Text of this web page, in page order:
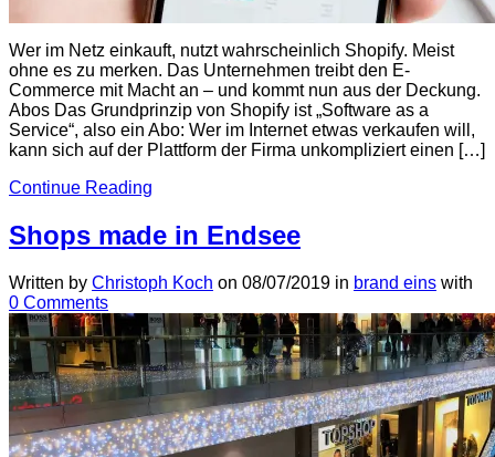
Wer im Netz einkauft, nutzt wahrscheinlich Shopify. Meist
ohne es zu merken. Das Unternehmen treibt den E-
Commerce mit Macht an – und kommt nun aus der Deckung.
Abos Das Grundprinzip von Shopify ist „Software as a
Service“, also ein Abo: Wer im Internet etwas verkaufen will,
kann sich auf der Plattform der Firma unkompliziert einen […]
Continue Reading
Shops made in Endsee
Written by Christoph Koch on 08/07/2019 in brand eins with
0 Comments